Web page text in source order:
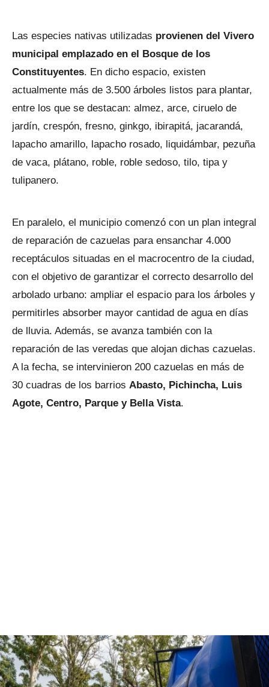
Las especies nativas utilizadas provienen del Vivero
municipal emplazado en el Bosque de los
Constituyentes. En dicho espacio, existen
actualmente más de 3.500 árboles listos para plantar,
entre los que se destacan: almez, arce, ciruelo de
jardín, crespón, fresno, ginkgo, ibirapitá, jacarandá,
lapacho amarillo, lapacho rosado, liquidámbar, pezuña
de vaca, plátano, roble, roble sedoso, tilo, tipa y
tulipanero.
En paralelo, el municipio comenzó con un plan integral
de reparación de cazuelas para ensanchar 4.000
receptáculos situadas en el macrocentro de la ciudad,
con el objetivo de garantizar el correcto desarrollo del
arbolado urbano: ampliar el espacio para los árboles y
permitirles absorber mayor cantidad de agua en días
de lluvia. Además, se avanza también con la
reparación de las veredas que alojan dichas cazuelas.
A la fecha, se intervinieron 200 cazuelas en más de
30 cuadras de los barrios Abasto, Pichincha, Luis
Agote, Centro, Parque y Bella Vista.